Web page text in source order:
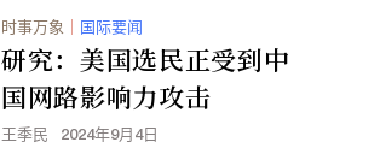
时事万象 ｜ 国际要闻
研究：美国选民正受到中
国网路影响力攻击
王季民 2024年9月4日